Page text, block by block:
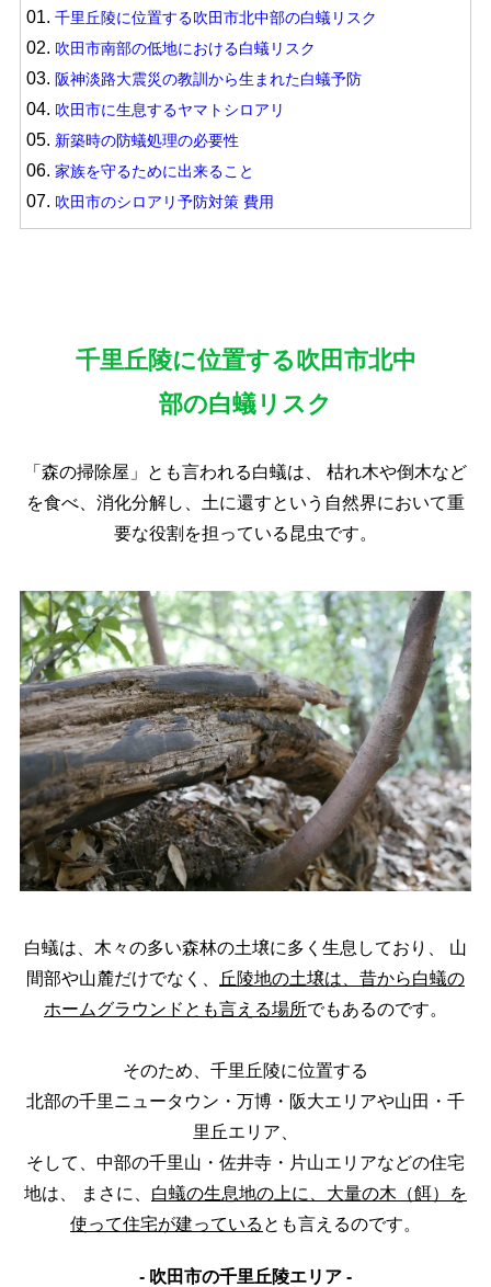
01. 千里丘陵に位置する吹田市北中部の白蟻リスク
02. 吹田市南部の低地における白蟻リスク
03. 阪神淡路大震災の教訓から生まれた白蟻予防
04. 吹田市に生息するヤマトシロアリ
05. 新築時の防蟻処理の必要性
06. 家族を守るために出来ること
07. 吹田市のシロアリ予防対策 費用
千里丘陵に位置する吹田市北中
部の白蟻リスク
「森の掃除屋」とも言われる白蟻は、
枯れ木や倒木など
を食べ、消化分解し、土に還すという 自然界において重
要な役割を担っている昆虫です。
白蟻は、木々の多い森林の土壌に多く生息しており、
山
間部や山麓だけでなく、
丘陵地の土壌は、昔から白蟻の
ホームグラウンドとも言える場所でもあるのです。
そのため、千里丘陵に位置する
北部の千里ニュータウン・万博・阪大エリアや山田・千
里丘エリア、
そして、中部の千里山・佐井寺・片山エリアなどの住宅
地は、
まさに、 白蟻の生息地の上に、大量の木（餌）を
使って住宅が建っている とも言えるのです。
- 吹田市の千里丘陵エリア -